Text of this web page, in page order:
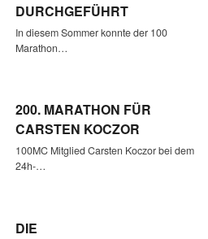
DURCHGEFÜHRT
In diesem Sommer konnte der 100
Marathon…
200. MARATHON FÜR
CARSTEN KOCZOR
100MC Mitglied Carsten Koczor bei dem
24h-…
DIE